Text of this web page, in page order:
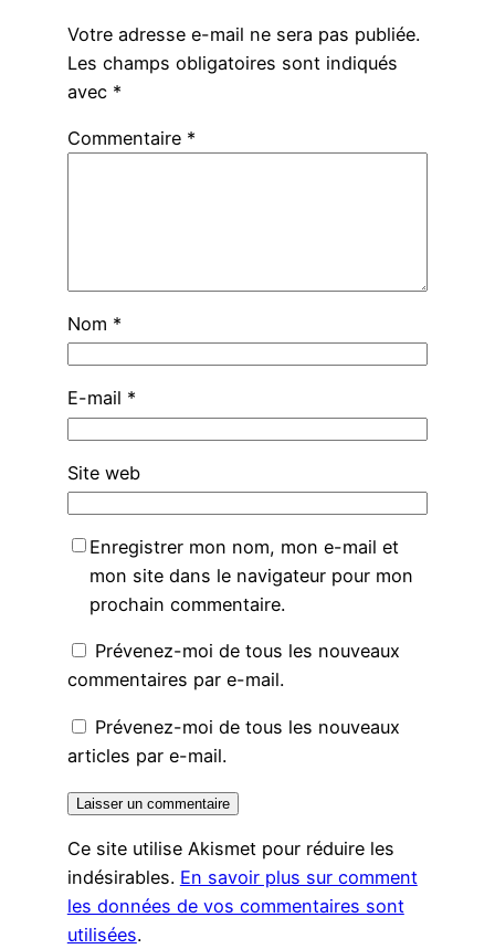
Votre adresse e-mail ne sera pas publiée.
Les champs obligatoires sont indiqués
avec *
Commentaire *
Nom *
E-mail *
Site web
Enregistrer mon nom, mon e-mail et
mon site dans le navigateur pour mon
prochain commentaire.
Prévenez-moi de tous les nouveaux
commentaires par e-mail.
Prévenez-moi de tous les nouveaux
articles par e-mail.
Ce site utilise Akismet pour réduire les
indésirables. En savoir plus sur comment
les données de vos commentaires sont
utilisées.